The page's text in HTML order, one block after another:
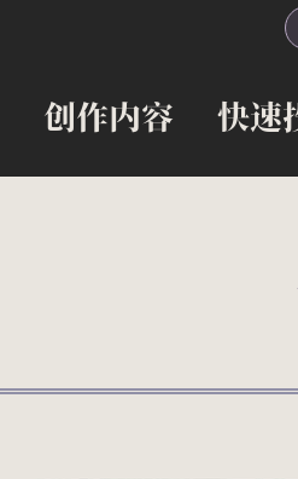
创作内容 快速
快速